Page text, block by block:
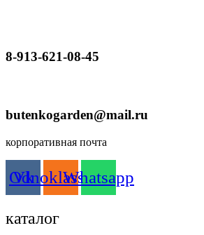
8-913-621-08-45
butenkogarden@mail.ru
корпоративная почта
Vk
Odnoklassniki
Whatsapp
каталог